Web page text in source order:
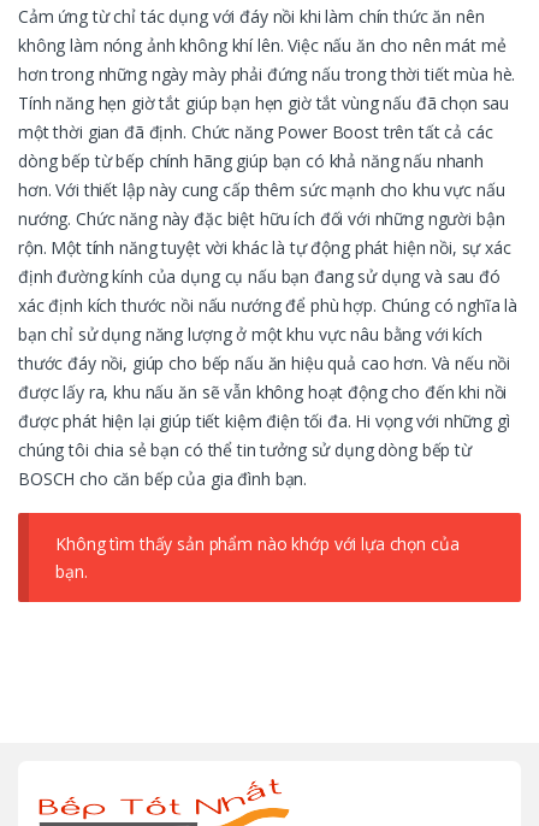
Cảm ứng từ chỉ tác dụng với đáy nồi khi làm chín thức ăn nên
không làm nóng ảnh không khí lên. Việc nấu ăn cho nên mát mẻ
hơn trong những ngày mày phải đứng nấu trong thời tiết mùa hè.
Tính năng hẹn giờ tắt giúp bạn hẹn giờ tắt vùng nấu đã chọn sau
một thời gian đã định. Chức năng Power Boost trên tất cả các
dòng bếp từ bếp chính hãng giúp bạn có khả năng nấu nhanh
hơn. Với thiết lập này cung cấp thêm sức mạnh cho khu vực nấu
nướng. Chức năng này đặc biệt hữu ích đối với những người bận
rộn. Một tính năng tuyệt vời khác là tự động phát hiện nồi, sự xác
định đường kính của dụng cụ nấu bạn đang sử dụng và sau đó
xác định kích thước nồi nấu nướng để phù hợp. Chúng có nghĩa là
bạn chỉ sử dụng năng lượng ở một khu vực nâu bằng với kích
thước đáy nồi, giúp cho bếp nấu ăn hiệu quả cao hơn. Và nếu nồi
được lấy ra, khu nấu ăn sẽ vẫn không hoạt động cho đến khi nồi
được phát hiện lại giúp tiết kiệm điện tối đa. Hi vọng với những gì
chúng tôi chia sẻ bạn có thể tin tưởng sử dụng dòng bếp từ
BOSCH cho căn bếp của gia đình bạn.
Không tìm thấy sản phẩm nào khớp với lựa chọn của
bạn.